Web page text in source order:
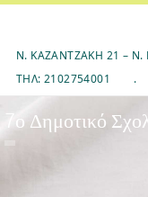
content
Ν. ΚΑΖΑΝΤΖΆΚΗ 21 – Ν.
ΤΗΛ: 2102754001
.
7ο Δημοτικό